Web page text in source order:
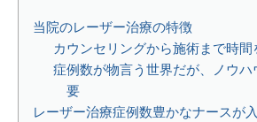
当院のレーザー治療の特徴
カウンセリングから施術まで時間
症例数が物言う世界だが、ノウ
要
レーザー治療症例数豊かなナースが